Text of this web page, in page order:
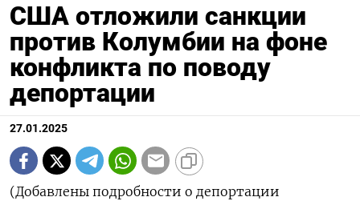
США отложили санкции
против Колумбии на фоне
конфликта по поводу
депортации
27.01.2025
(Добавлены подробности о депортации